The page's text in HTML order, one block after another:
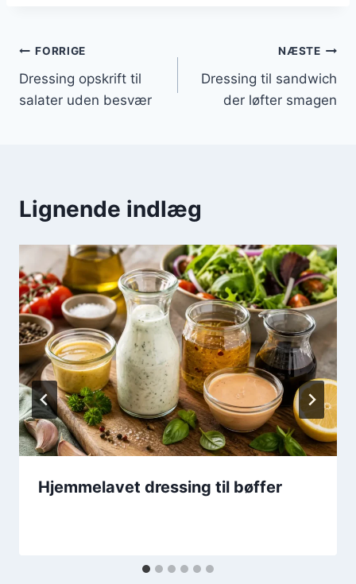
Indlægsnavigation
FORRIGE
Dressing opskrift til
salater uden besvær
NÆSTE
Dressing til sandwich
der løfter smagen
Lignende indlæg
Hjemmelavet dressing til bøffer